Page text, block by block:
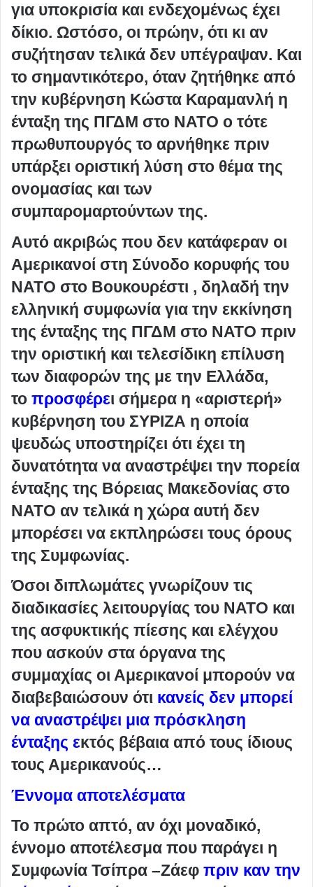
για υποκρισία και ενδεχομένως έχει
δίκιο. Ωστόσο, οι πρώην, ότι κι αν
συζήτησαν τελικά δεν υπέγραψαν. Και
το σημαντικότερο, όταν ζητήθηκε από
την κυβέρνηση Κώστα Καραμανλή η
ένταξη της ΠΓΔΜ στο ΝΑΤΟ ο τότε
πρωθυπουργός το αρνήθηκε πριν
υπάρξει οριστική λύση στο θέμα της
ονομασίας και των
συμπαρομαρτούντων της.
Αυτό ακριβώς που δεν κατάφεραν οι
Αμερικανοί στη Σύνοδο κορυφής του
ΝΑΤΟ στο Βουκουρέστι , δηλαδή την
ελληνική συμφωνία για την εκκίνηση
της ένταξης της ΠΓΔΜ στο ΝΑΤΟ πριν
την οριστική και τελεσίδικη επίλυση
των διαφορών της με την Ελλάδα,
το προσφέρει σήμερα η «αριστερή»
κυβέρνηση του ΣΥΡΙΖΑ η οποία
ψευδώς υποστηρίζει ότι έχει τη
δυνατότητα να αναστρέψει την πορεία
ένταξης της Βόρειας Μακεδονίας στο
ΝΑΤΟ αν τελικά η χώρα αυτή δεν
μπορέσει να εκπληρώσει τους όρους
της Συμφωνίας.
Όσοι διπλωμάτες γνωρίζουν τις
διαδικασίες λειτουργίας του ΝΑΤΟ και
της ασφυκτικής πίεσης και ελέγχου
που ασκούν στα όργανα της
συμμαχίας οι Αμερικανοί μπορούν να
διαβεβαιώσουν ότι κανείς δεν μπορεί
να αναστρέψει μια πρόσκληση
ένταξης εκτός βέβαια από τους ίδιους
τους Αμερικανούς…
Έννομα αποτελέσματα
Το πρώτο απτό, αν όχι μοναδικό,
έννομο αποτέλεσμα που παράγει η
Συμφωνία Τσίπρα –Ζάεφ πριν καν την